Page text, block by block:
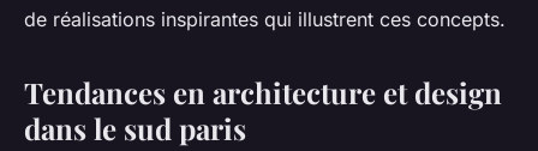
de réalisations inspirantes qui illustrent ces concepts.
Tendances en architecture et design
dans le sud paris